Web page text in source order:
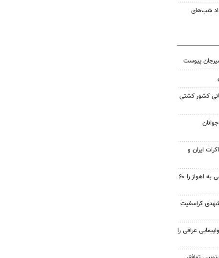
امتداد شب‌های
پیوست
کشور کشتی
ایران و
احداث پل مسیر خسرج دسترسی به اهواز را ۶۰
کراسفیت
عراقی را